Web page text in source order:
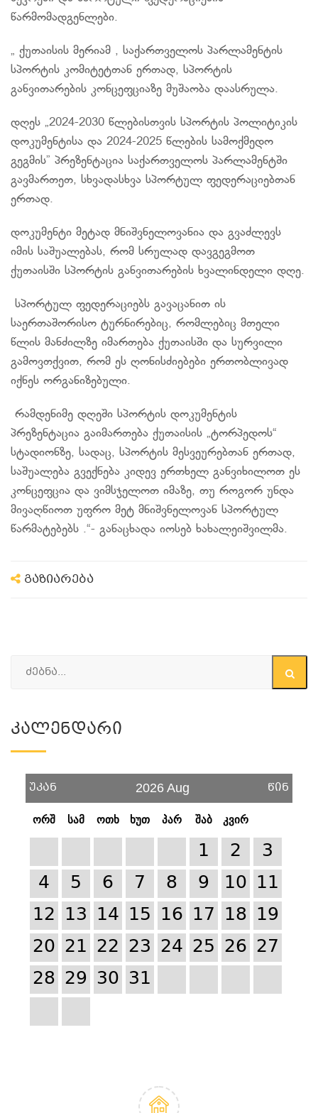
წარმომადგენლები.
„ ქუთაისის მერიამ , საქართველოს პარლამენტის
სპორტის კომიტეტთან ერთად, სპორტის
განვითარების კონცეფციაზე მუშაობა დაასრულა.
დღეს „2024-2030 წლებისთვის სპორტის პოლიტიკის
დოკუმენტისა და 2024-2025 წლების სამოქმედო
გეგმის” პრეზენტაცია საქართველოს პარლამენტში
გავმართეთ, სხვადასხვა სპორტულ ფედერაციებთან
ერთად.
დოკუმენტი მეტად მნიშვნელოვანია და გვაძლევს
იმის საშუალებას, რომ სრულად დავგეგმოთ
ქუთაისში სპორტის განვითარების ხვალინდელი დღე.
სპორტულ ფედერაციებს გავაცანით ის
საერთაშორისო ტურნირებიც, რომლებიც მთელი
წლის მანძილზე იმართება ქუთაისში და სურვილი
გამოვთქვით, რომ ეს ღონისძიებები ერთობლივად
იქნეს ორგანიზებული.
რამდენიმე დღეში სპორტის დოკუმენტის
პრეზენტაცია გაიმართება ქუთაისის „ტორპედოს“
სტადიონზე, სადაც, სპორტის მესვეურებთან ერთად,
საშუალება გვექნება კიდევ ერთხელ განვიხილოთ ეს
კონცეფცია და ვიმსჯელოთ იმაზე, თუ როგორ უნდა
მივაღწიოთ უფრო მეტ მნიშვნელოვან სპორტულ
წარმატებებს .“- განაცხადა იოსებ ხახალეიშვილმა.
გაზიარება
Კალენდარი
უკან 2026 Aug წინ
ორშ სამ ოთხ ხუთ პარ შაბ კვირ
1 2
3
4
5 6 7 8 9 10 11
12 13 14 15 16 17 18 19
20 21 22 23 24 25 26 27
28 29 30 31